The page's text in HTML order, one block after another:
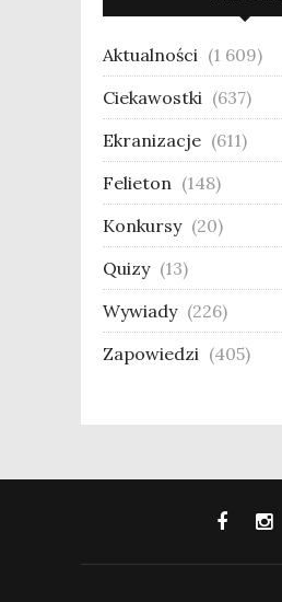
Aktualności (1 609)
Ciekawostki (637)
Ekranizacje (611)
Felieton (148)
Konkursy (20)
Quizy (13)
Wywiady (226)
Zapowiedzi (405)